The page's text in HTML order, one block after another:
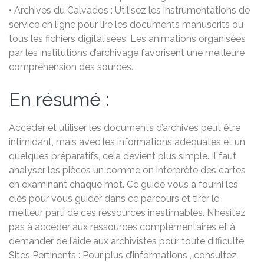
• Archives du Calvados : Utilisez les instrumentations de
service en ligne pour lire les documents manuscrits ou
tous les fichiers digitalisées. Les animations organisées
par les institutions d’archivage favorisent une meilleure
compréhension des sources.
En résumé :
Accéder et utiliser les documents d’archives peut être
intimidant, mais avec les informations adéquates et un
quelques préparatifs, cela devient plus simple. Il faut
analyser les pièces un comme on interprète des cartes
en examinant chaque mot. Ce guide vous a fourni les
clés pour vous guider dans ce parcours et tirer le
meilleur parti de ces ressources inestimables. N’hésitez
pas à accéder aux ressources complémentaires et à
demander de l’aide aux archivistes pour toute difficulté.
Sites Pertinents : Pour plus d’informations , consultez